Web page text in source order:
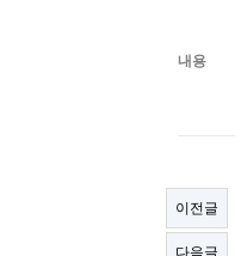
내용
이전글
다음글